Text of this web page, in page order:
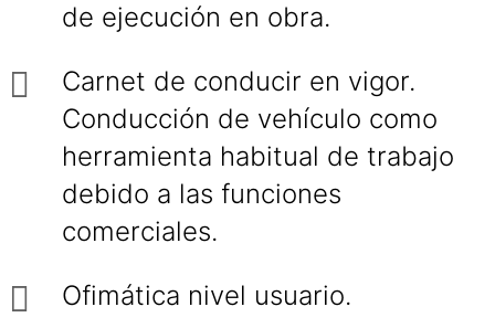
de ejecución en obra.
Carnet de conducir en vigor.
Conducción de vehículo como
herramienta habitual de trabajo
debido a las funciones
comerciales.
Ofimática nivel usuario.